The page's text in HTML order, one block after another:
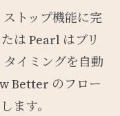
トップ機能に完
は Pearl はブリ
イミングを自動
Better のフロー
ます。